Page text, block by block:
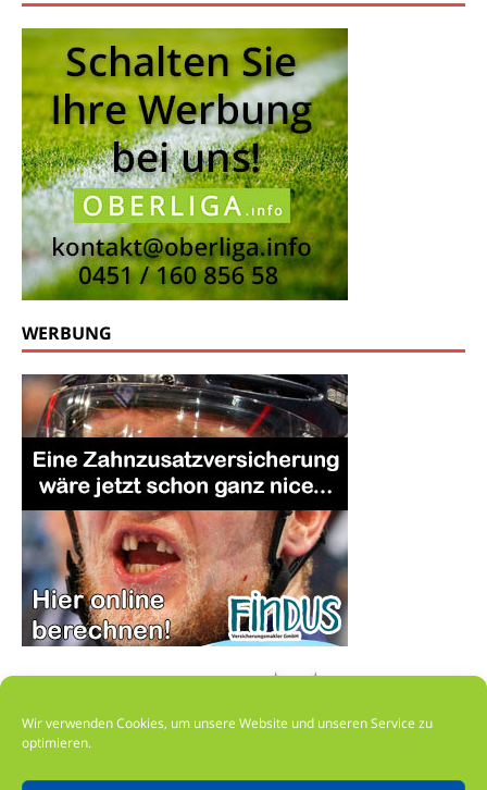
Wir verwenden Cookies, um unsere Website und unseren Service zu
optimieren.
WERBUNG